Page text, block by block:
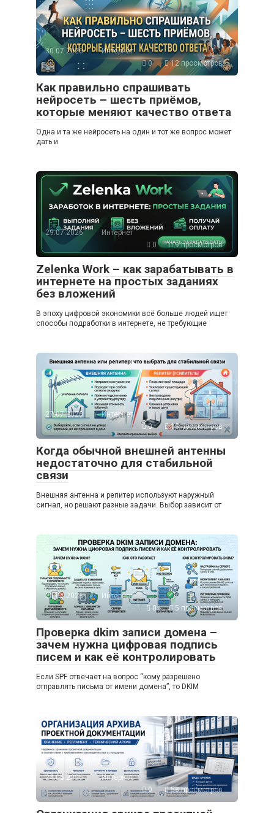
30.07.2026
Интернет
0
12 просмотров
Как правильно спрашивать
нейросеть – шесть приёмов,
которые меняют качество ответа
Одна и та же нейросеть на один и тот же вопрос может
дать и
29.07.2026
Интернет
0
9 просмотров
Zelenka Work – как зарабатывать в
интернете на простых заданиях
без вложений
В эпоху цифровой экономики всё больше людей ищет
способы подработки в интернете, не требующие
27.07.2026
Интернет
0
13 просмотров
Когда обычной внешней антенны
недостаточно для стабильной
связи
Внешняя антенна и репитер используют наружный
сигнал, но решают разные задачи. Выбор зависит от
20.07.2026
Интернет
0
5 просмотров
Проверка dkim записи домена –
зачем нужна цифровая подпись
писем и как её контролировать
Если SPF отвечает на вопрос “кому разрешено
отправлять письма от имени домена”, то DKIM
24.06.2026
Интернет
0
58 просмотров